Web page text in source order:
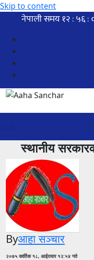
Skip to content
स्थानीय
Byआहा सञ्चार
२०७५ कार्तिक १८, आईतवार १२:५४ गते